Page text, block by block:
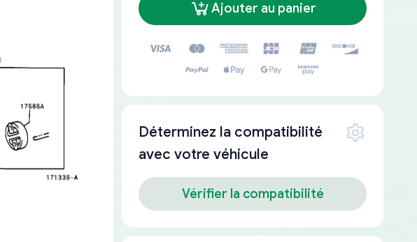
Ajouter au panier
Déterminez la compatibilité
avec votre véhicule
Vérifier la compatibilité